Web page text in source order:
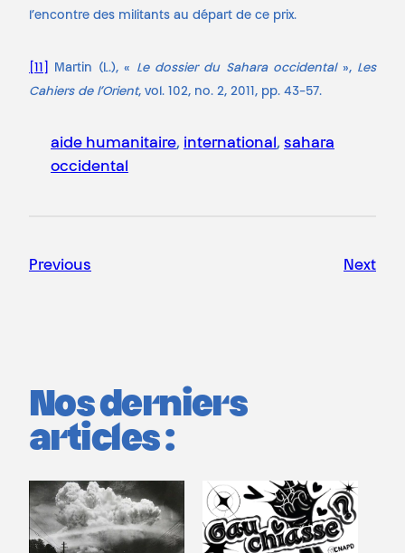
l’encontre des militants au départ de ce prix.
Martin (L.), « Le dossier du Sahara occidental», Les
Cahiers de l’Orient, vol. 102, no. 2, 2011, pp. 43-57.
aide humanitaire, international, sahara
occidental
Previous Next
Nos derniers
articles :